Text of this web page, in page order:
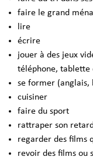
faire le grand
lire
écrire
jouer à des jeux
téléphone, tablette
se former (anglais,
cuisiner
faire du sport
rattraper son
regarder des films
revoir des films ou